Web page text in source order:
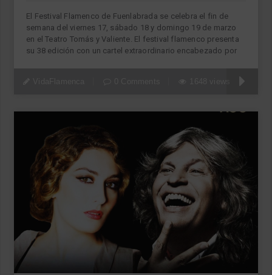
El Festival Flamenco de Fuenlabrada se celebra el fin de
semana del viernes 17, sábado 18 y domingo 19 de marzo
en el Teatro Tomás y Valiente. El festival flamenco presenta
su 38 edición con un cartel extraordinario encabezado por